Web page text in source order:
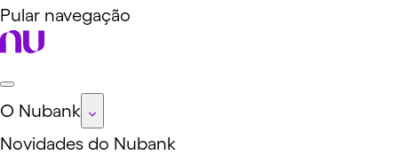
Pular navegação
O Nubank
Novidades do Nubank